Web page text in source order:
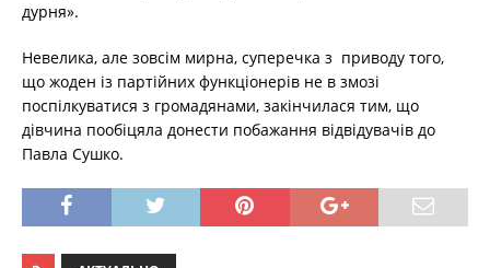
дурня».
Невелика, але зовсім мирна, суперечка з приводу того,
що жоден із партійних функціонерів не в змозі
поспілкуватися з громадянами, закінчилася тим, що
дівчина пообіцяла донести побажання відвідувачів до
Павла Сушко.